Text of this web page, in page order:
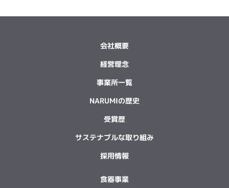
会社概要
経営理念
事業所一覧
NARUMIの歴史
受賞歴
サステナブルな取り組み
採用情報
食器事業